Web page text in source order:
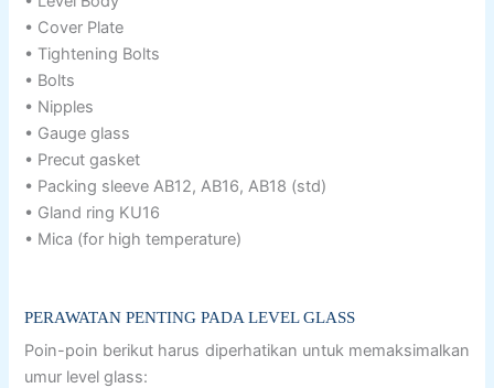
• Cover Plate
• Tightening Bolts
• Bolts
• Nipples
• Gauge glass
• Precut gasket
• Packing sleeve AB12, AB16, AB18 (std)
• Gland ring KU16
• Mica (for high temperature)
PERAWATAN PENTING PADA LEVEL GLASS
Poin-poin berikut harus diperhatikan untuk memaksimalkan
umur level glass: